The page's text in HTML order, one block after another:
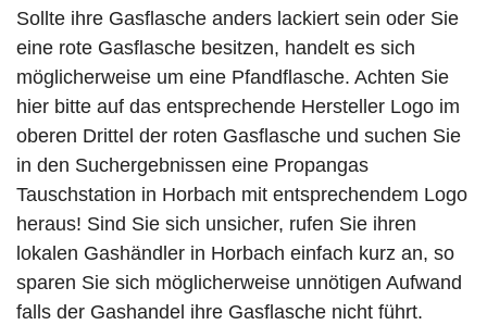
Sollte ihre Gasflasche anders lackiert sein oder Sie
eine rote Gasflasche besitzen, handelt es sich
möglicherweise um eine Pfandflasche. Achten Sie
hier bitte auf das entsprechende Hersteller Logo im
oberen Drittel der roten Gasflasche und suchen Sie
in den Suchergebnissen eine Propangas
Tauschstation in Horbach mit entsprechendem Logo
heraus! Sind Sie sich unsicher, rufen Sie ihren
lokalen Gashändler in Horbach einfach kurz an, so
sparen Sie sich möglicherweise unnötigen Aufwand
falls der Gashandel ihre Gasflasche nicht führt.